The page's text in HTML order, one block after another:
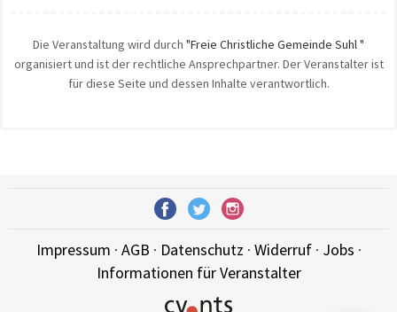
Die Veranstaltung wird durch "Freie Christliche Gemeinde Suhl "
organisiert und ist der rechtliche Ansprechpartner. Der Veranstalter ist
für diese Seite und dessen Inhalte verantwortlich.
Impressum · AGB · Datenschutz · Widerruf· Jobs ·
Informationen für Veranstalter